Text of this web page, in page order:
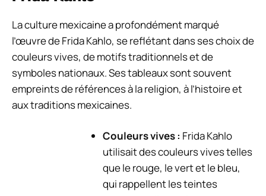
La culture mexicaine a profondément marqué
l’œuvre de Frida Kahlo, se reflétant dans ses choix de
couleurs vives, de motifs traditionnels et de
symboles nationaux. Ses tableaux sont souvent
empreints de références à la religion, à l’histoire et
aux traditions mexicaines.
Couleurs vives : Frida Kahlo
utilisait des couleurs vives telles
que le rouge, le vert et le bleu,
qui rappellent les teintes